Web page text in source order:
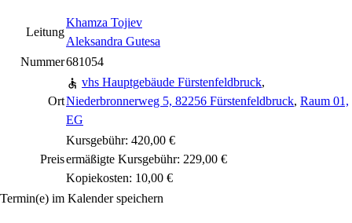
Leitung
Khamza Tojiev
Aleksandra Gutesa
Nummer681054
Ort
vhs Hauptgebäude Fürstenfeldbruck,
Niederbronnerweg 5, 82256 Fürstenfeldbruck, Raum 01,
EG
Preis
Kursgebühr: 420,00 €
ermäßigte Kursgebühr: 229,00 €
Kopiekosten: 10,00 €
Termin(e) im Kalender speichern